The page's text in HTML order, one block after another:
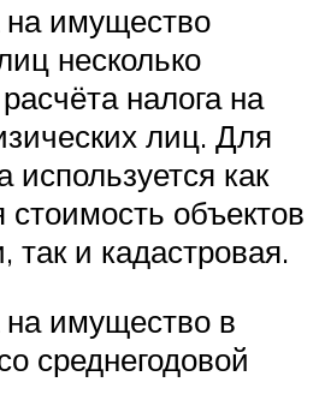
на имущество
несколько
налога на
лиц. Для
используется как
стоимость объектов
так и кадастровая.
на имущество в
среднегодовой